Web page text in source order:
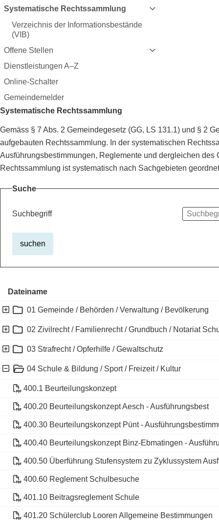
Systematische Rechtssammlung
Verzeichnis der Informationsbestände
(VIB)
Offene Stellen
Dienstleistungen A–Z
Online-Schalter
Gemeindemelder
Systematische Rechtssammlung
Gemäss § 7 Abs. 2 Gemeindegesetz (GG, LS 131.1) und § 2
aufgebauten Rechtssammlung. In der systematischen
Ausführungsbestimmungen, Reglemente und dergleichen
Rechtssammlung ist systematisch nach Sachgebieten
Suche
Suchbegriff
suchen
Dateiname
Ebene 1:01 Gemeinde / Behörden / Verwaltung / Bevölkerung
Ebene 1:02 Zivilrecht / Familienrecht / Grundbuch / Notariat
Ebene 1:03 Strafrecht / Opferhilfe / Gewaltschutz
Ebene 1:04 Schule & Bildung / Sport / Freizeit / Kultur
400.1 Beurteilungskonzept
400.20 Beurteilungskonzept Aesch - Ausführungsbest
400.30 Beurteilungskonzept Pünt -
400.40 Beurteilungskonzept Binz-Ebmatingen -
400.50 Überführung Stufensystem zu Zyklussystem
400.60 Reglement Schulbesuche
401.10 Beitragsreglement Schule
401.20 Schülerclub Looren Allgemeine Bestimmungen